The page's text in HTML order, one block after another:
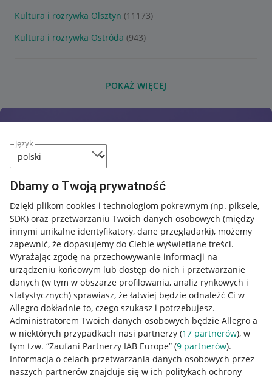
język
Dbamy o Twoją prywatność
Dzięki plikom cookies i technologiom pokrewnym (np. piksele,
SDK) oraz przetwarzaniu Twoich danych osobowych (między
innymi unikalne identyfikatory, dane przeglądarki), możemy
zapewnić, że dopasujemy do Ciebie wyświetlane treści.
Wyrażając zgodę na przechowywanie informacji na
urządzeniu końcowym lub dostęp do nich i przetwarzanie
danych (w tym w obszarze profilowania, analiz rynkowych i
statystycznych) sprawiasz, że łatwiej będzie odnaleźć Ci w
Allegro dokładnie to, czego szukasz i potrzebujesz.
Administratorem Twoich danych osobowych będzie Allegro a
w niektórych przypadkach nasi partnerzy (17 partnerów), w
tym tzw. “Zaufani Partnerzy IAB Europe” (9 partnerów).
Informacja o celach przetwarzania danych osobowych przez
naszych partnerów znajduje się w ich politykach ochrony
Kultura i rozrywka Olsztyn (11173)
Kultura i rozrywka Ostróda (943)
POKAŻ WIĘCEJ
Przydatne informacje